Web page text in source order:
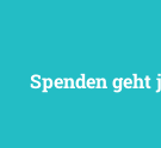
Spenden